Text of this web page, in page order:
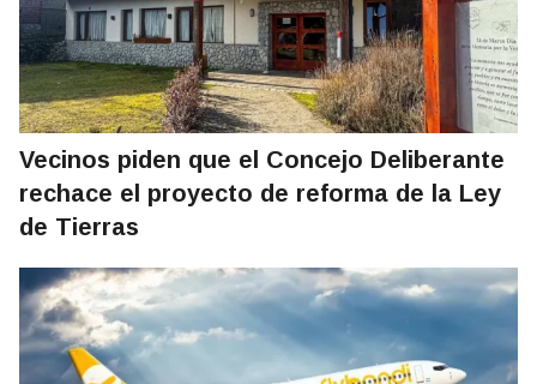
Vecinos piden que el Concejo Deliberante
rechace el proyecto de reforma de la Ley
de Tierras